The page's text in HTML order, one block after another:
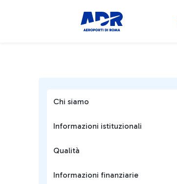
Chi siamo
Informazioni istituzionali
Qualità
Informazioni finanziarie